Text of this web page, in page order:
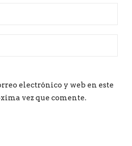
electrónico y web en este
vez que comente.